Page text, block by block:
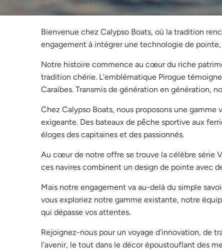
Bienvenue chez Calypso Boats, où la tradition
engagement à intégrer une technologie de
Notre histoire commence au cœur du riche
tradition chérie. L'emblématique Pirogue
Caraïbes. Transmis de génération en génération,
Chez Calypso Boats, nous proposons une
exigeante. Des bateaux de pêche sportive aux
éloges des capitaines et des passionnés.
Au cœur de notre offre se trouve la célèbre série
ces navires combinent un design de pointe avec
Mais notre engagement va au-delà du simple
vous exploriez notre gamme existante, notre
qui dépasse vos attentes.
Rejoignez-nous pour un voyage d'innovation, de
l'avenir, le tout dans le décor époustouflant des